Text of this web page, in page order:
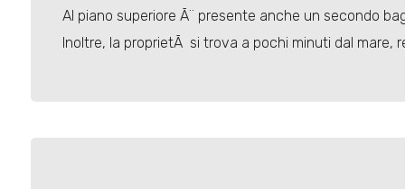
Al piano superiore Ã¨ presente anche un secondo
Inoltre, la proprietÃ si trova a pochi minuti dal mare,